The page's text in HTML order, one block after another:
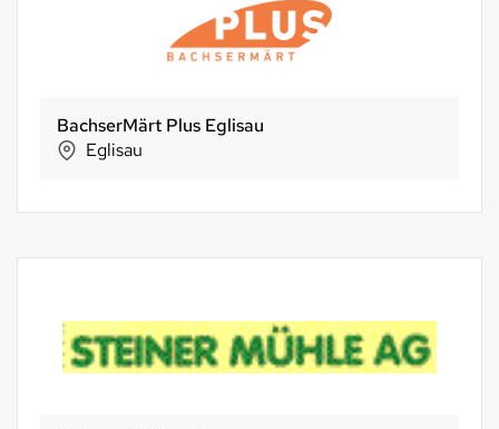
BachserMärt Plus Eglisau
Eglisau